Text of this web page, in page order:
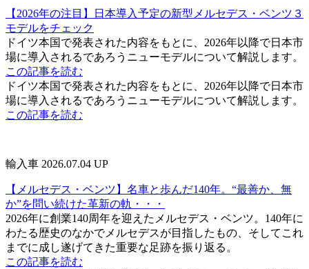
【2026年の注目】日本導入予定の新型メルセデス・ベンツ３
モデルをチェック
ドイツ本国で発表された内容をもとに、2026年以降で日本市
場に導入されるであろうニューモデルについて解説します。
この記事を読む
ドイツ本国で発表された内容をもとに、2026年以降で日本市
場に導入されるであろうニューモデルについて解説します。
この記事を読む
輸入車 2026.07.04 UP
【メルセデス・ベンツ】名車と歩んだ140年。“最善か、無
か”を問い続けた革新の軌・・・
2026年に創業140周年を迎えたメルセデス・ベンツ。140年に
わたる歴史のなかでメルセデスが目指したもの、そしてこれ
までに成し遂げてきた重要な足跡を振り返る。
この記事を読む